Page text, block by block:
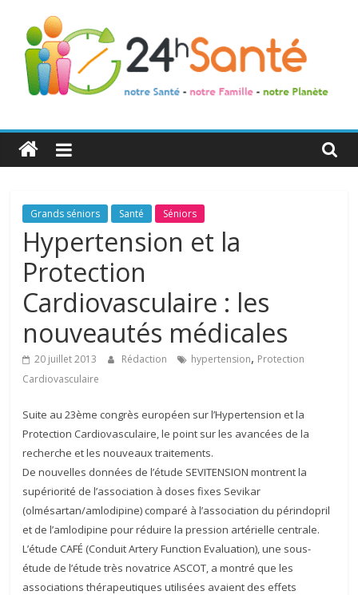
24h
Santé
La
santé
toute
famille
Grands séniors Santé Séniors
Hypertension et la
Protection
Cardiovasculaire : les
nouveautés médicales
20 juillet 2013 Rédaction hypertension, Protection
Cardiovasculaire
Suite au 23ème congrès européen sur l’Hypertension et la
Protection Cardiovasculaire, le point sur les avancées de la
recherche et les nouveaux traitements.
De nouvelles données de l’étude SEVITENSION montrent la
supériorité de l’association à doses fixes Sevikar
(olmésartan/amlodipine) comparé à l’association du périndopril
et de l’amlodipine pour réduire la pression artérielle centrale.
L’étude CAFÉ (Conduit Artery Function Evaluation), une sous-
étude de l’étude très novatrice ASCOT, a montré que les
associations thérapeutiques utilisées avaient des effets